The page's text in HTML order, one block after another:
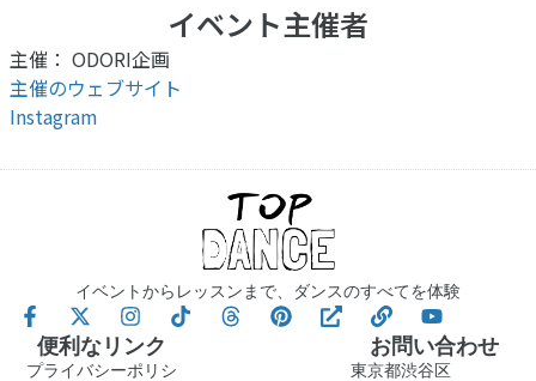
イベント主催者
主催： ODORI企画
主催のウェブサイト
Instagram
イベントからレッスンまで、ダンスのすべてを体験
便利なリンク
プライバシーポリシ
お問い合わせ
東京都渋谷区